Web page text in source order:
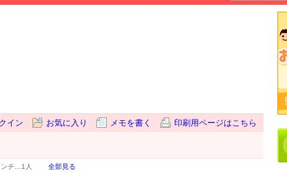
イン お気に入り メモを書く 印刷用ページはこちら
チ… 1人 全部見る